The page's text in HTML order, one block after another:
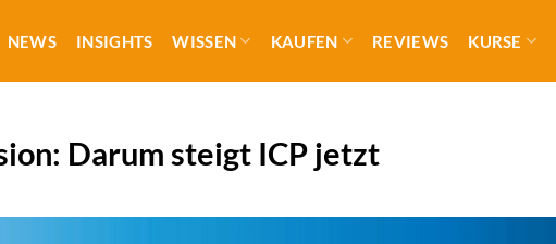
NEWS INSIGHTS WISSEN KAUFEN REVIEWS KURSE
Darum steigt ICP jetzt